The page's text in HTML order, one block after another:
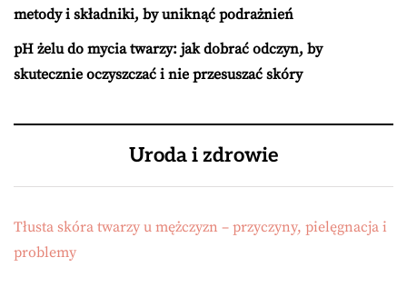
metody i składniki, by uniknąć podrażnień
pH żelu do mycia twarzy: jak dobrać odczyn, by
skutecznie oczyszczać i nie przesuszać skóry
Uroda i zdrowie
Tłusta skóra twarzy u mężczyzn – przyczyny, pielęgnacja i
problemy